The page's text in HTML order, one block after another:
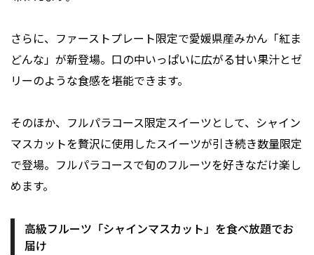
さらに、ファーストプレート限定で愛媛県産みかん「紅ま
どんな」が新登場。口の中いっぱいに広がる甘い果汁とゼ
リーのような食感を堪能できます。
そのほか、フルパラコース限定スイーツとして、シャイン
マスカットを贅沢に使用したスイーツが引き続き数量限定
で登場。フルパラコースで旬のフルーツを好きなだけ楽し
めます。
高級フルーツ「シャインマスカット」を食べ放題でお
届け